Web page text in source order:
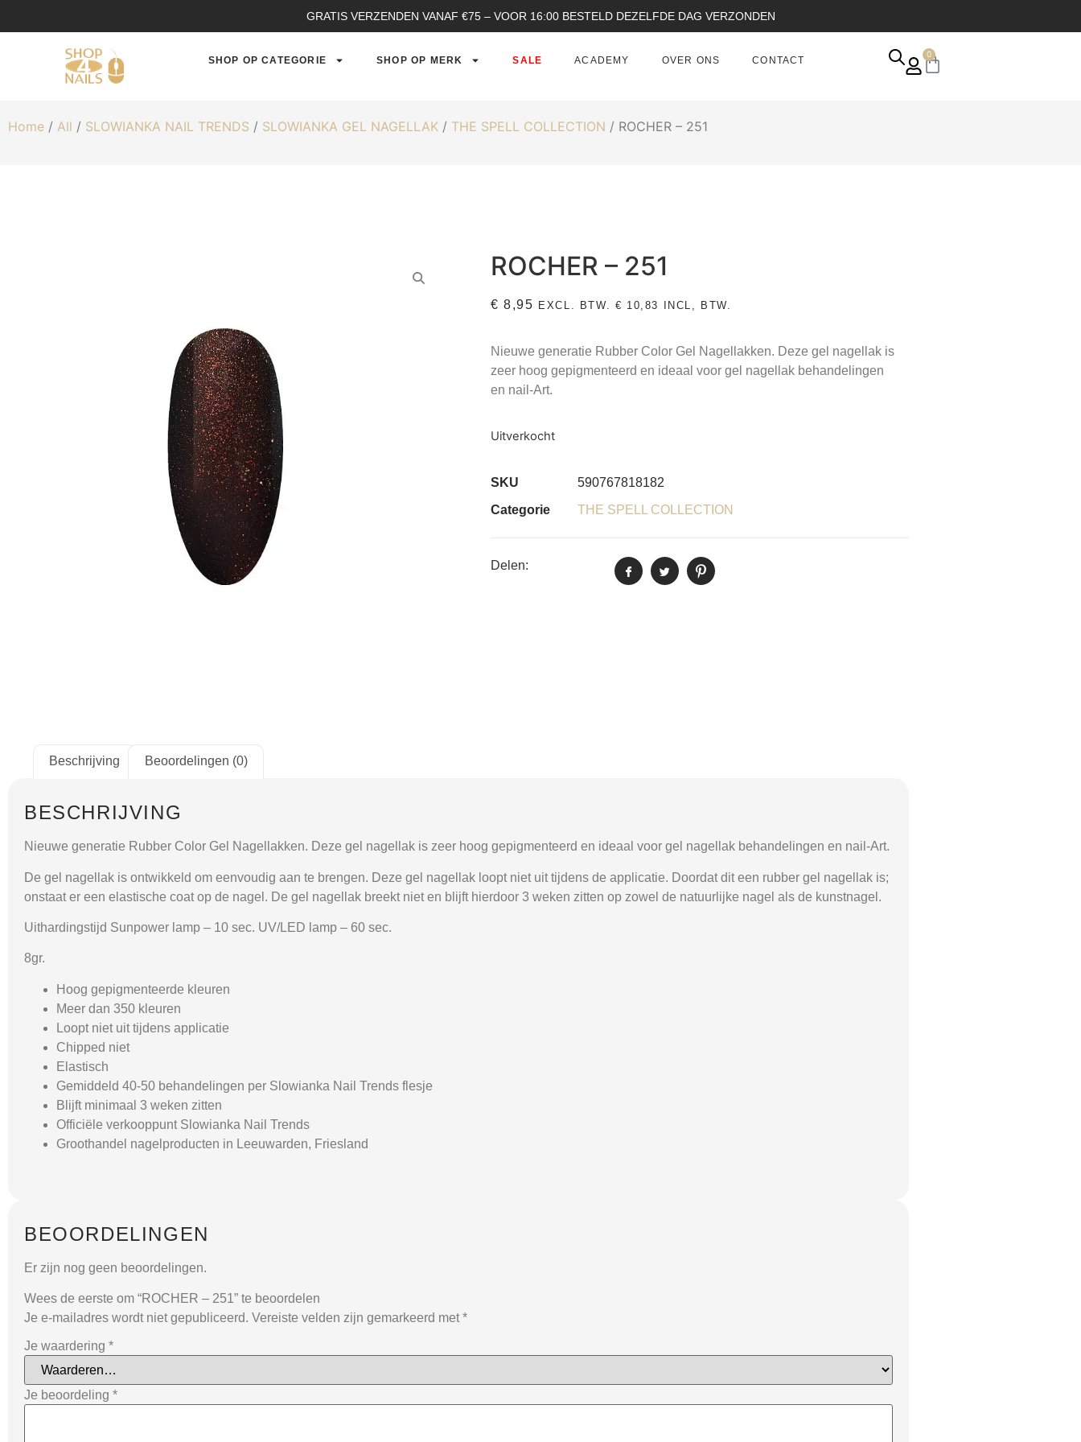
GRATIS VERZENDEN VANAF €75 – VOOR 16:00 BESTELD DEZELFDE DAG VERZONDEN
SHOP OP CATEGORIE SHOP OP MERK SALE ACADEMY OVER ONS CONTACT
0
Home / All / SLOWIANKA NAIL TRENDS / SLOWIANKA GEL NAGELLAK / THE SPELL COLLECTION / ROCHER – 251
ROCHER – 251
€ 8,95 EXCL. BTW. € 10,83 INCL, BTW.
Nieuwe generatie Rubber Color Gel Nagellakken. Deze gel nagellak is
zeer hoog gepigmenteerd en ideaal voor gel nagellak behandelingen
en nail-Art.
Uitverkocht
SKU
590767818182
Categorie
THE SPELL COLLECTION
Delen:
Beschrijving Beoordelingen (0)
BESCHRIJVING
Nieuwe generatie Rubber Color Gel Nagellakken. Deze gel nagellak is zeer hoog gepigmenteerd en ideaal voor gel nagellak behandelingen en nail-Art.
De gel nagellak is ontwikkeld om eenvoudig aan te brengen. Deze gel nagellak loopt niet uit tijdens de applicatie. Doordat dit een rubber gel nagellak is;
onstaat er een elastische coat op de nagel. De gel nagellak breekt niet en blijft hierdoor 3 weken zitten op zowel de natuurlijke nagel als de kunstnagel.
Uithardingstijd Sunpower lamp – 10 sec. UV/LED lamp – 60 sec.
8gr.
Hoog gepigmenteerde kleuren
Meer dan 350 kleuren
Loopt niet uit tijdens applicatie
Chipped niet
Elastisch
Gemiddeld 40-50 behandelingen per Slowianka Nail Trends flesje
Blijft minimaal 3 weken zitten
Officiële verkooppunt Slowianka Nail Trends
Groothandel nagelproducten in Leeuwarden, Friesland
BEOORDELINGEN
Er zijn nog geen beoordelingen.
Wees de eerste om “ROCHER – 251” te beoordelen
Je e-mailadres wordt niet gepubliceerd. Vereiste velden zijn gemarkeerd met*
Je waardering *
Je beoordeling *